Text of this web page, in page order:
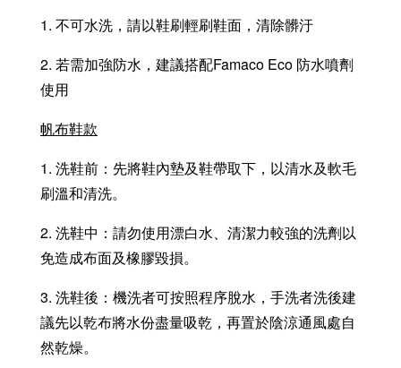
1. 不可水洗，請以鞋刷輕刷鞋面，清除髒汙
2. 若需加強防水，建議搭配Famaco Eco 防水噴劑
使用
帆布鞋款
1. 洗鞋前：先將鞋內墊及鞋帶取下，以清水及軟毛
刷溫和清洗。
2. 洗鞋中：請勿使用漂白水、清潔力較強的洗劑以
免造成布面及橡膠毀損。
3. 洗鞋後：機洗者可按照程序脫水，手洗者洗後建
議先以乾布將水份盡量吸乾，再置於陰涼通風處自
然乾燥。